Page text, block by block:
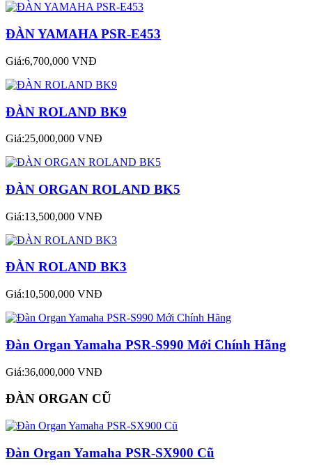
ĐÀN YAMAHA PSR-E453
Giá:6,700,000 VNĐ
ĐÀN ROLAND BK9
Giá:25,000,000 VNĐ
ĐÀN ORGAN ROLAND BK5
Giá:13,500,000 VNĐ
ĐÀN ROLAND BK3
Giá:10,500,000 VNĐ
Đàn Organ Yamaha PSR-S990 Mới Chính Hãng
Giá:36,000,000 VNĐ
ĐÀN ORGAN CŨ
Đàn Organ Yamaha PSR-SX900 Cũ